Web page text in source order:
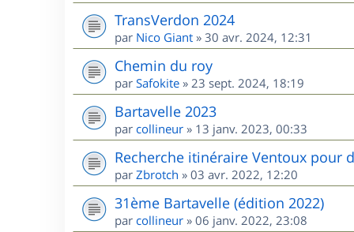
TransVerdon 2024
par Nico Giant » 30 avr. 2024, 12:31
Chemin du roy
par Safokite » 23 sept. 2024, 18:19
Bartavelle 2023
par collineur » 13 janv. 2023, 00:33
Recherche itinéraire Ventoux pour
par Zbrotch » 03 avr. 2022, 12:20
31ème Bartavelle (édition 2022)
par collineur » 06 janv. 2022, 23:08